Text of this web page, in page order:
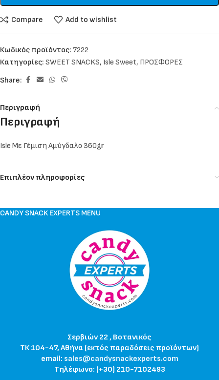
Compare Add to wishlist
Κωδικός προϊόντος: 7222
Κατηγορίες: SWEET SNACKS, Isle Sweet, ΠΡΟΣΦΟΡΕΣ
Share:
Περιγραφή
Περιγραφή
Isle Με Γέμιση Αμύγδαλο 360gr
Επιπλέον πληροφορίες
CANDY SNACK EXPERTS MENU
Σερβιών 22 , Βοτανικός
ΤΚ 104-47, Αθήνα (εκτός παραδόσεις προϊόντων)
email: sales@candysnackexperts.com
Τηλέφωνο: (+30) 210-7102493